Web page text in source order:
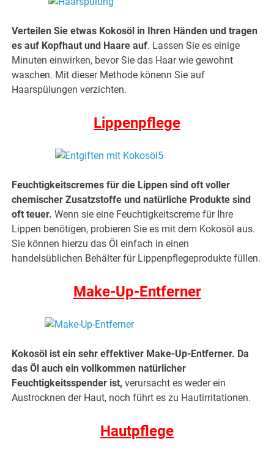
Verteilen Sie etwas Kokosöl in Ihren Händen und tragen
es auf Kopfhaut und Haare auf. Lassen Sie es einige
Minuten einwirken, bevor Sie das Haar wie gewohnt
waschen. Mit dieser Methode könenn Sie auf
Haarspülungen verzichten.
Lippenpflege
Feuchtigkeitscremes für die Lippen sind oft voller
chemischer Zusatzstoffe und natürliche Produkte sind
oft teuer. Wenn sie eine Feuchtigkeitscreme für Ihre
Lippen benötigen, probieren Sie es mit dem Kokosöl aus.
Sie können hierzu das Öl einfach in einen
handelsüblichen Behälter für Lippenpflegeprodukte füllen.
Make-Up-Entferner
Kokosöl ist ein sehr effektiver Make-Up-Entferner. Da
das Öl auch ein vollkommen natürlicher
Feuchtigkeitsspender ist, verursacht es weder ein
Austrocknen der Haut, noch führt es zu Hautirritationen.
Hautpflege